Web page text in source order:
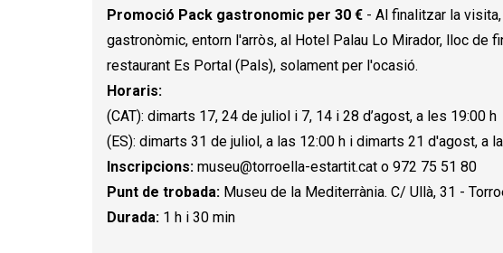
Promoció Pack gastronomic per 30 € - Al finalitzar la
gastronòmic, entorn l'arròs, al Hotel Palau Lo Mirador, lloc de
restaurant Es Portal (Pals), solament per l'ocasió.
Horaris:
(CAT): dimarts 17, 24 de juliol i 7, 14 i 28 d’agost, a les 19:00 h
(ES): dimarts 31 de juliol, a las 12:00 h i dimarts 21 d'agost, a
Inscripcions: museu@torroella-estartit.cat o 972 75 51 80
Punt de trobada: Museu de la Mediterrània. C/ Ullà, 31 -
Durada: 1 h i 30 min